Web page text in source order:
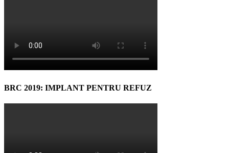
BRC 2019: IMPLANT PENTRU REFUZ